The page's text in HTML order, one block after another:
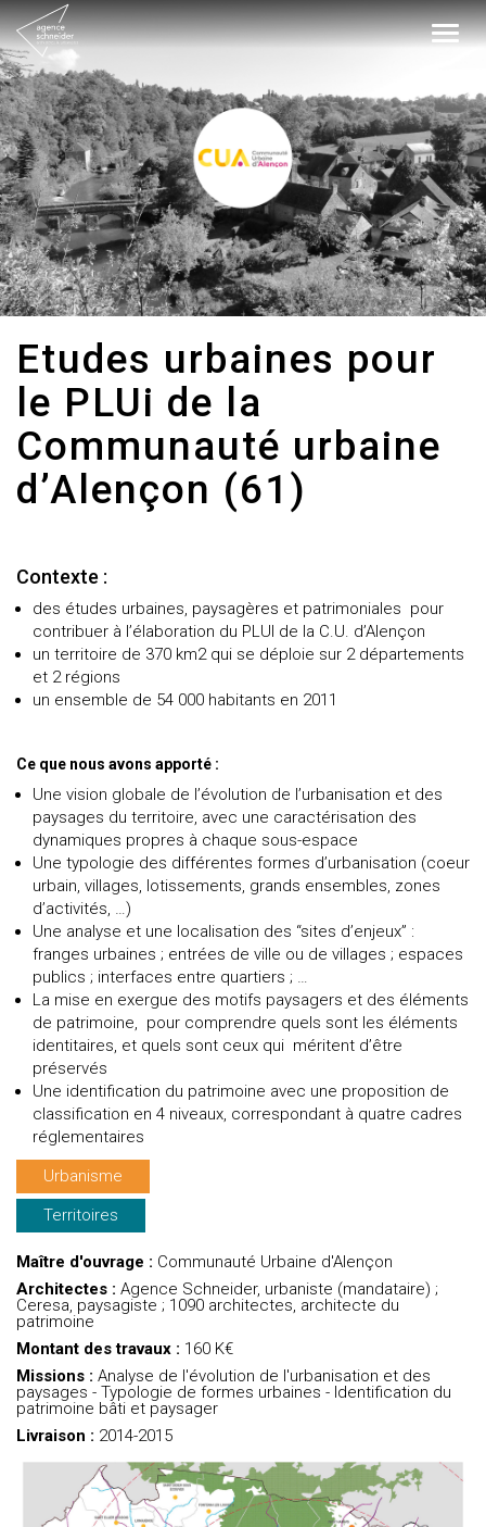
Etudes urbaines pour
le PLUi de la
Communauté urbaine
d’Alençon (61)
Contexte :
des études urbaines, paysagères et patrimoniales pour
contribuer à l’élaboration du PLUI de la C.U. d’Alençon
un territoire de 370 km2 qui se déploie sur 2 départements
et 2 régions
un ensemble de 54 000 habitants en 2011
Ce que nous avons apporté :
Une vision globale de l’évolution de l’urbanisation et des
paysages du territoire, avec une caractérisation des
dynamiques propres à chaque sous-espace
Une typologie des différentes formes d’urbanisation (coeur
urbain, villages, lotissements, grands ensembles, zones
d’activités, …)
Une analyse et une localisation des “sites d’enjeux” :
franges urbaines ; entrées de ville ou de villages ; espaces
publics ; interfaces entre quartiers ; …
La mise en exergue des motifs paysagers et des éléments
de patrimoine, pour comprendre quels sont les éléments
identitaires, et quels sont ceux qui méritent d’être
préservés
Une identification du patrimoine avec une proposition de
classification en 4 niveaux, correspondant à quatre cadres
réglementaires
Urbanisme
Territoires
Maître d'ouvrage : Communauté Urbaine d'Alençon
Architectes : Agence Schneider, urbaniste (mandataire) ;
Ceresa, paysagiste ; 1090 architectes, architecte du
patrimoine
Montant des travaux : 160 K€
Missions : Analyse de l'évolution de l'urbanisation et des
paysages - Typologie de formes urbaines - Identification du
patrimoine bâti et paysager
Livraison : 2014-2015